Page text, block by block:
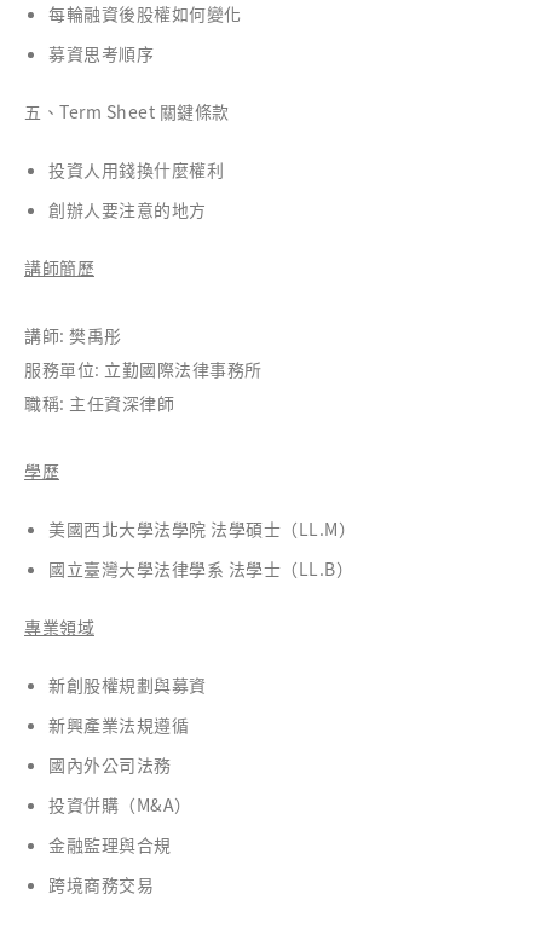
每輪融資後股權如何變化
募資思考順序
五、Term Sheet 關鍵條款
投資人用錢換什麼權利
創辦人要注意的地方
講師簡歷
講師: 樊禹彤
服務單位: 立勤國際法律事務所
職稱: 主任資深律師
學歷
美國西北大學法學院 法學碩士（LL.M）
國立臺灣大學法律學系 法學士（LL.B）
專業領域
新創股權規劃與募資
新興產業法規遵循
國內外公司法務
投資併購（M&A）
金融監理與合規
跨境商務交易